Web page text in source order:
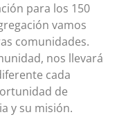
para los 150
vamos
comunidades.
nos llevará
cada
de
y su misión.